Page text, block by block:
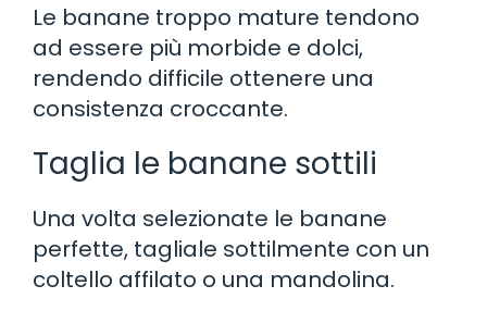
Le banane troppo mature tendono
ad essere più morbide e dolci,
rendendo difficile ottenere una
consistenza croccante.
Taglia le banane sottili
Una volta selezionate le banane
perfette, tagliale sottilmente con un
coltello affilato o una mandolina.